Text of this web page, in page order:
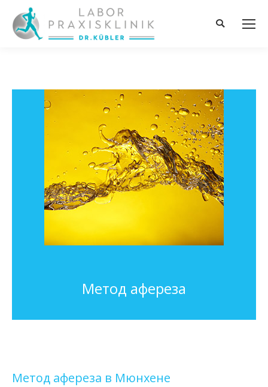
Поиск
Метод афереза
Метод афереза в Мюнхене